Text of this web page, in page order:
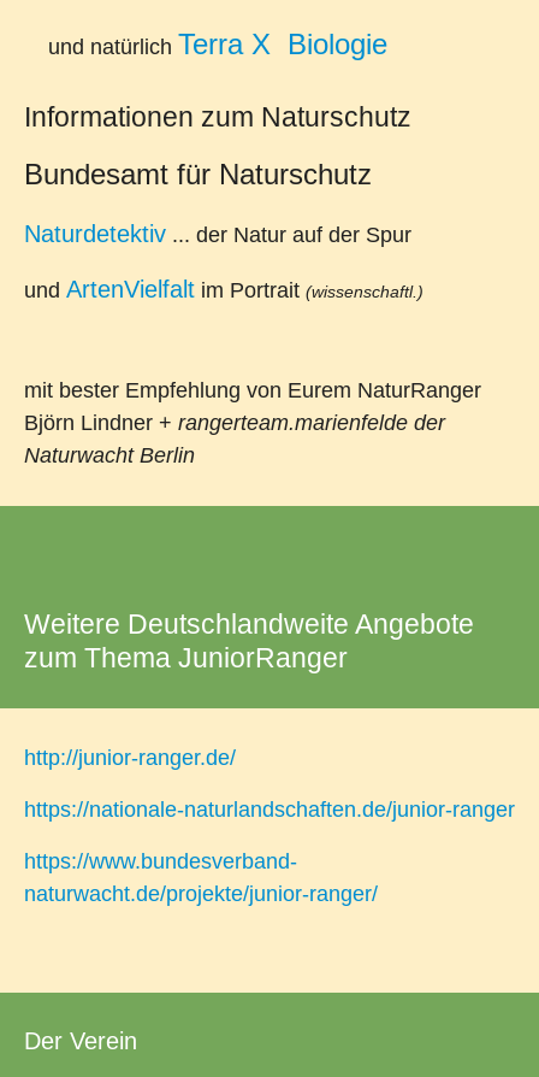
und natürlich Terra X Biologie
Informationen zum Naturschutz
Bundesamt für Naturschutz
Naturdetektiv ... der Natur auf der Spur
und ArtenVielfalt im Portrait (wissenschaftl.)
mit bester Empfehlung von Eurem NaturRanger
Björn Lindner + rangerteam.marienfelde der
Naturwacht Berlin
Weitere Deutschlandweite Angebote
zum Thema JuniorRanger
http://junior-ranger.de/
https://nationale-naturlandschaften.de/junior-ranger
https://www.bundesverband-
naturwacht.de/projekte/junior-ranger/
Der Verein